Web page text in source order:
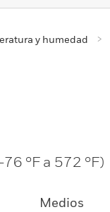
y humedad
°F a 572 °F)
Medios